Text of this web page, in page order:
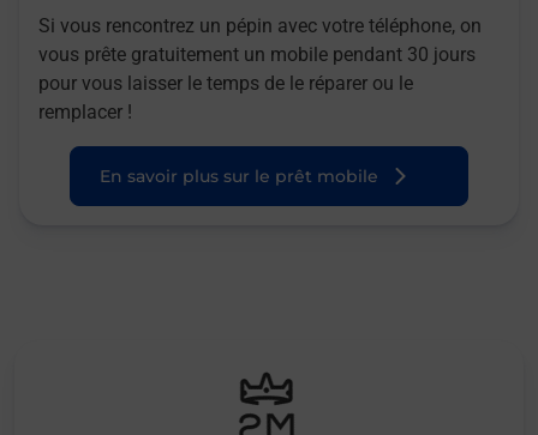
Si vous rencontrez un pépin avec votre téléphone, on
vous prête gratuitement un mobile pendant 30 jours
pour vous laisser le temps de le réparer ou le
remplacer !
En savoir plus sur le prêt mobile